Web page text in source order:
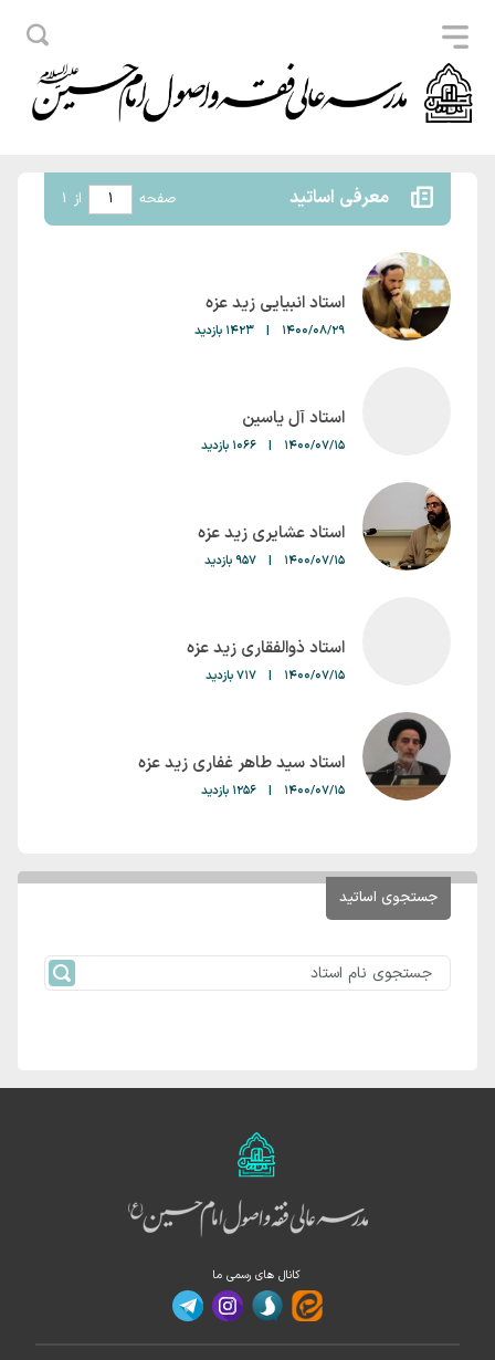
جستجوی اساتید
معرفی اساتید صفحه از 1
استاد انبیایی زید عزه
1400/08/29
| 1423 بازدید
استاد آل یاسین
1400/07/15
| 1066 بازدید
استاد عشایری زید عزه
1400/07/15
| 957 بازدید
استاد ذوالفقاری زید عزه
1400/07/15
| 717 بازدید
استاد سید طاهر غفاری زید عزه
1400/07/15
| 1256 بازدید
کانال های رسمی ما